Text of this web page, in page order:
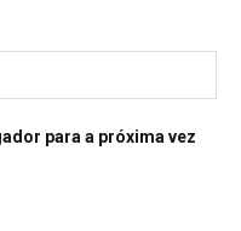
para a próxima vez